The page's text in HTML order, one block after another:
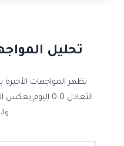
تحليل
تظهر المواجهات الأخيرة
التعادل 0-0